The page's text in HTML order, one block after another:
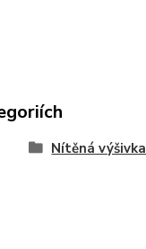
Nítěná výšivka